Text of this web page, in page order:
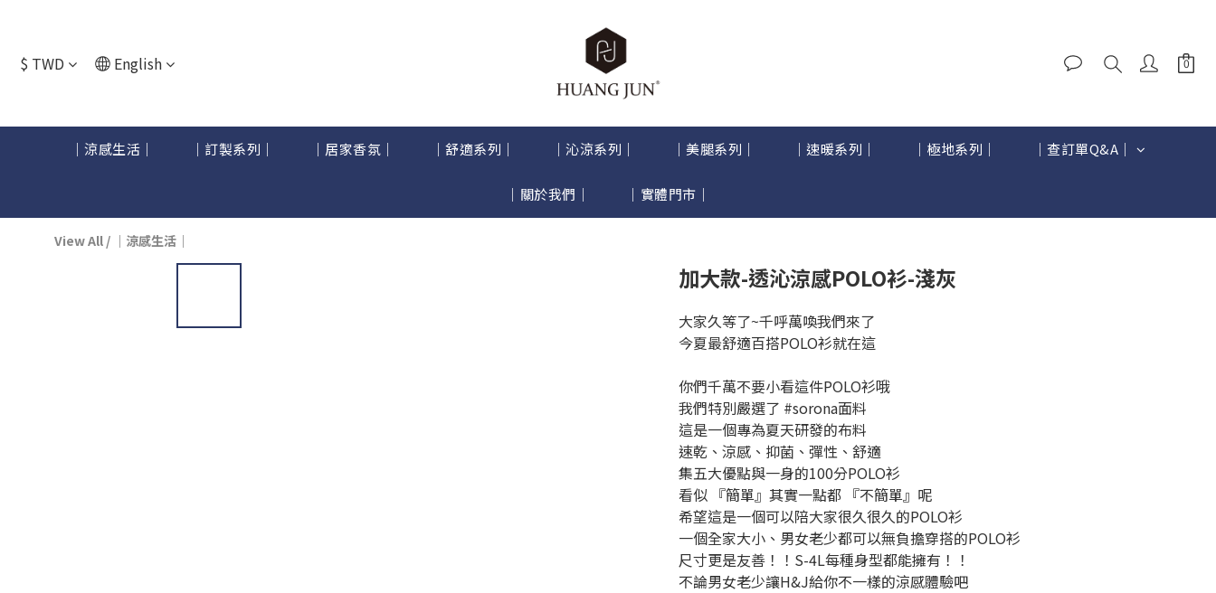
$ TWD English
｜涼感生活｜ ｜訂製系列｜ ｜居家香氛｜ ｜舒適系列｜ ｜沁涼系列｜ ｜美腿系列｜ ｜速暖系列｜ ｜極地系列｜ ｜查訂單Q&A｜
｜關於我們｜ ｜實體門市｜
View All / ｜涼感生活｜
加大款-透沁涼感POLO衫-淺灰
大家久等了~千呼萬喚我們來了
今夏最舒適百搭POLO衫就在這
你們千萬不要小看這件POLO衫哦
我們特別嚴選了 #sorona面料
這是一個專為夏天研發的布料
速乾、涼感、抑菌、彈性、舒適
集五大優點與一身的100分POLO衫
看似 『簡單』其實一點都 『不簡單』呢
希望這是一個可以陪大家很久很久的POLO衫
一個全家大小、男女老少都可以無負擔穿搭的POLO衫
尺寸更是友善！！S-4L每種身型都能擁有！！
不論男女老少讓H&J給你不一樣的涼感體驗吧